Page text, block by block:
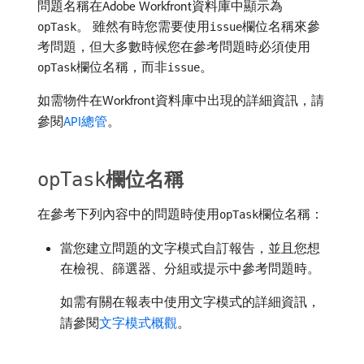
問題名稱在Adobe Workfront資料庫中顯示為
opTask。 雖然有時您需要使用issue欄位名稱來參
考問題，但大多數時候您在參考問題時必須使用
opTask欄位名稱，而非issue。
如需物件在Workfront資料庫中出現的詳細資訊，請
參閱API總管。
opTask欄位名稱
在參考下列內容中的問題時使用opTask欄位名稱：
當您建立問題的文字模式自訂報告，並且您想
在檢視、篩選器、分組或提示中參考問題時。
如需有關在報表中使用文字模式的詳細資訊，
請參閱文字模式概觀。